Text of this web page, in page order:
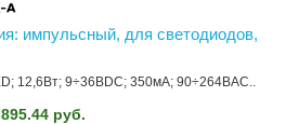
импульсный, для светодиодов,
12,6Вт; 9÷36ВDC; 350мА; 90÷264ВAC..
895.44 руб.